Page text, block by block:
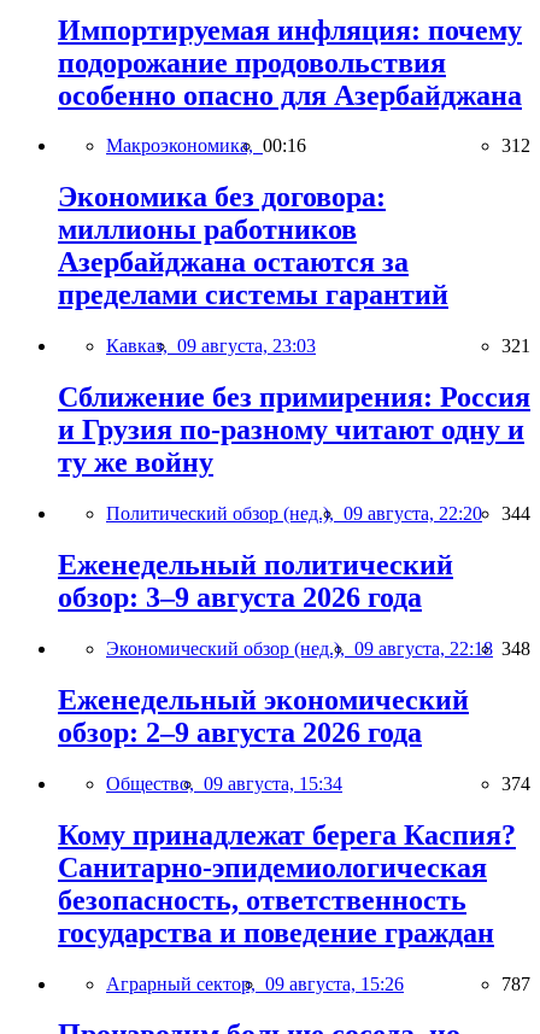
Импортируемая инфляция: почему
подорожание продовольствия
особенно опасно для Азербайджана
Макроэкономика, 00:16 312
Экономика без договора:
миллионы работников
Азербайджана остаются за
пределами системы гарантий
Кавказ, 09 августа, 23:03 321
Сближение без примирения: Россия
и Грузия по-разному читают одну и
ту же войну
Политический обзор (нед.), 09 августа, 22:20 344
Еженедельный политический
обзор: 3–9 августа 2026 года
Экономический обзор (нед.), 09 августа, 22:18 348
Еженедельный экономический
обзор: 2–9 августа 2026 года
Общество, 09 августа, 15:34 374
Кому принадлежат берега Каспия?
Санитарно-эпидемиологическая
безопасность, ответственность
государства и поведение граждан
Аграрный сектор, 09 августа, 15:26 787